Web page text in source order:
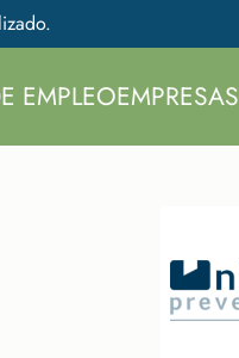
EMPLEOEMPRESAS